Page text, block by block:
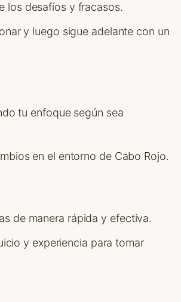
los desafíos y fracasos.
y luego sigue adelante con un
tu enfoque según sea
en el entorno de Cabo Rojo.
de manera rápida y efectiva.
y experiencia para tomar